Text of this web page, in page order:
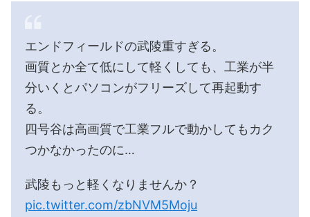
エンドフィールドの武陵重すぎる。
画質とか全て低にして軽くしても、工業が半
分いくとパソコンがフリーズして再起動す
る。
四号谷は高画質で工業フルで動かしてもカク
つかなかったのに…
武陵もっと軽くなりませんか？
pic.twitter.com/zbNVM5Moju